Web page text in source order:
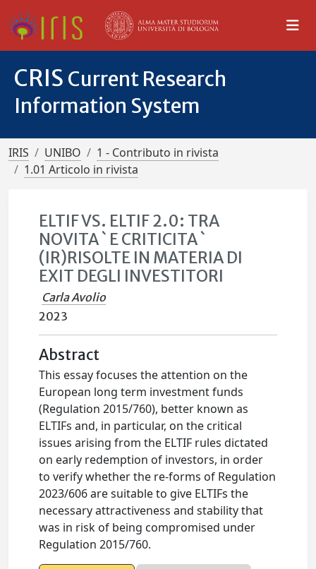
CRIS Current Research
Information System
IRIS UNIBO
1 - Contributo in rivista
1.01 Articolo in rivista
ELTIF VS. ELTIF 2.0: TRA
NOVITA ` E CRITICITA `
(IR)RISOLTE IN MATERIA DI
EXIT DEGLI INVESTITORI
Carla Avolio
2023
Abstract
This essay focuses the attention on the
European long term investment funds
(Regulation 2015/760), better known as
ELTIFs and, in particular, on the critical
issues arising from the ELTIF rules dictated
on early redemption of investors, in order
to verify whether the re-forms of Regulation
2023/606 are suitable to give ELTIFs the
necessary attractiveness and stability that
was in risk of being compromised under
Regulation 2015/760.